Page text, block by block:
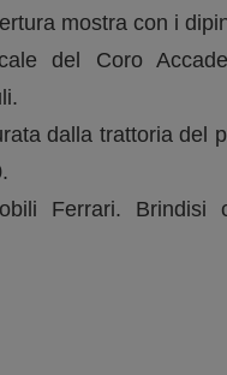
mostra con i
del Coro
dalla trattoria del
Ferrari. Brindisi